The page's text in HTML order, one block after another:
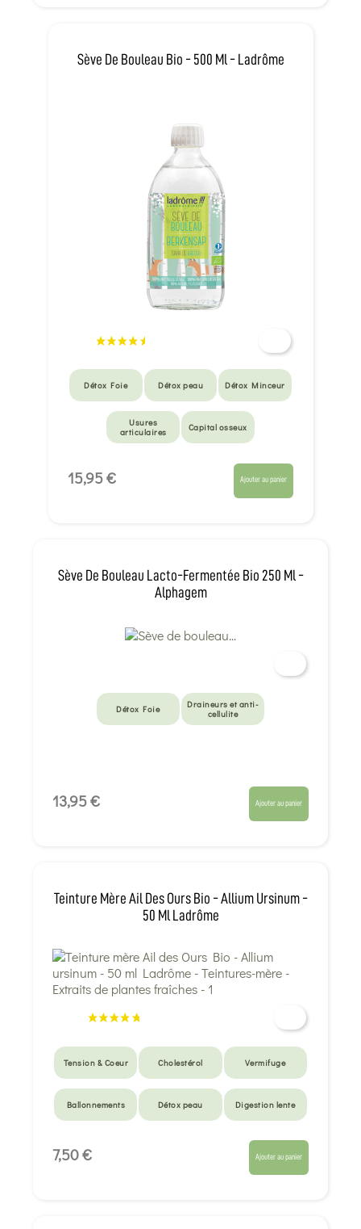
Sève De Bouleau Bio - 500 Ml - Ladrôme
Détox Foie Détox peau Détox Minceur
Usures
articulaires
Capital osseux
15,95 € Ajouter au panier
Sève De Bouleau Lacto-Fermentée Bio 250 Ml -
Alphagem
Détox Foie
Draineurs et anti-
cellulite
13,95 € Ajouter au panier
Teinture Mère Ail Des Ours Bio - Allium Ursinum -
50 Ml Ladrôme
Tension & Coeur Cholestérol Vermifuge
Ballonnements Détox peau Digestion lente
7,50 € Ajouter au panier